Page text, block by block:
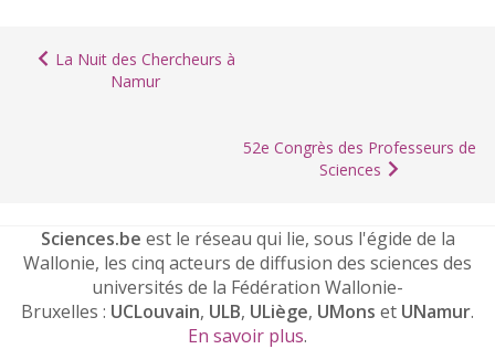
La Nuit des Chercheurs à
Namur
52e Congrès des Professeurs de
Sciences
Sciences.be est le réseau qui lie, sous l'égide de la
Wallonie, les cinq acteurs de diffusion des sciences des
universités de la Fédération Wallonie-
Bruxelles : UCLouvain, ULB, ULiège, UMons et UNamur.
En savoir plus.